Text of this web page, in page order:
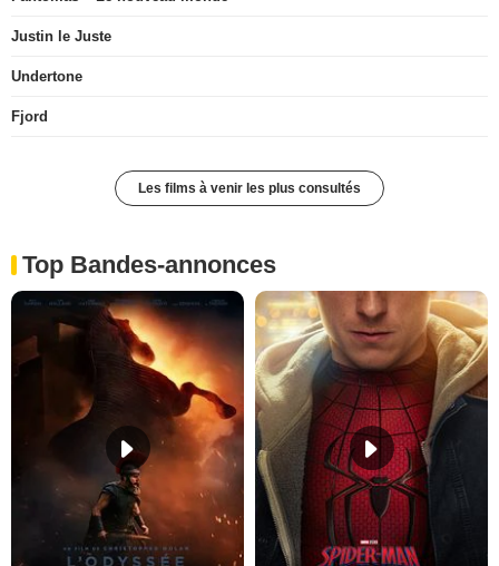
Justin le Juste
Undertone
Fjord
Les films à venir les plus consultés
Top Bandes-annonces